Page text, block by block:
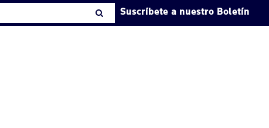
Suscríbete a nuestro Boletín